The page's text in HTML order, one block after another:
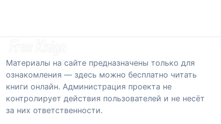
Материалы на сайте предназначены только для
ознакомления — здесь можно бесплатно читать
книги онлайн. Администрация проекта не
контролирует действия пользователей и не несёт
за них ответственности.